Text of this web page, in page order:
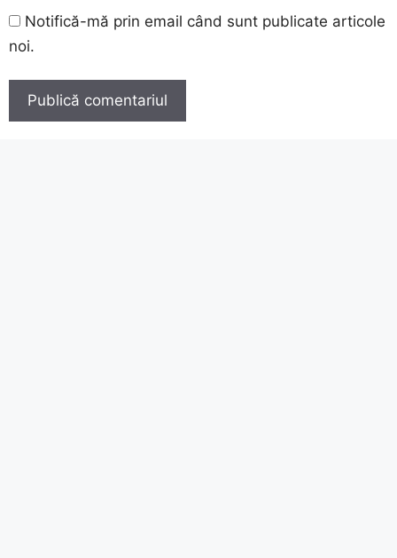
Notifică-mă prin email când sunt publicate articole
noi.